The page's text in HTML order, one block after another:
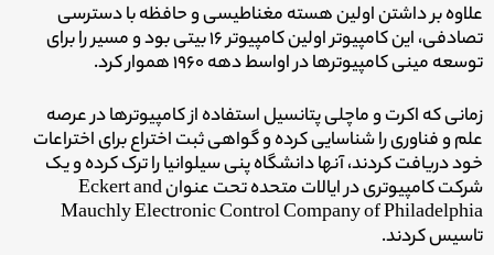
علاوه بر داشتن اولین هسته مغناطیسی و حافظه با دسترسی
تصادفی، این کامپیوتر اولین کامپیوتر ۱۶ بیتی بود و مسیر را برای
توسعه مینی کامپیوترها در اواسط دهه ۱۹۶۰ هموار کرد.
زمانی که اکرت و ماچلی پتانسیل استفاده از کامپیوترها در عرصه
علم و فناوری را شناسایی کرده و گواهی ثبت اختراع برای اختراعات
خود دریافت کردند، آنها دانشگاه پنی سیلوانیا را ترک کرده و یک
شرکت کامپیوتری در ایالات متحده تحت عنوان Eckert and
Mauchly Electronic Control Company of Philadelphia
تاسیس کردند.